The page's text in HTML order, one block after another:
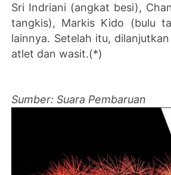
Sri Indriani (angkat besi),
tangkis), Markis Kido (bulu
lainnya. Setelah itu,
atlet dan wasit.(*)
Sumber: Suara Pembaruan